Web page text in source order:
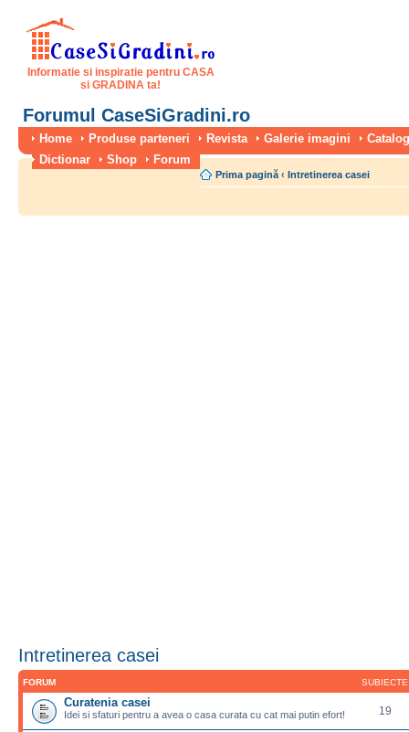
Informatie si inspiratie pentru CASA
si GRADINA ta!
Forumul CaseSiGradini.ro
Home Produse parteneri Revista Galerie imagini
Dictionar
Shop Forum
Prima pagină ‹ Intretinerea casei
Intretinerea casei
FORUM SUBIECTE
Curatenia casei
Idei si sfaturi pentru a avea o casa curata cu cat mai putin efort! 19